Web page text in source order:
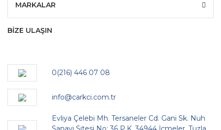
MARKALAR
BİZE ULAŞIN
0(216) 446 07 08
info@carkci.com.tr
Evliya Çelebi Mh. Tersaneler Cd. Gani Sk. Nuh